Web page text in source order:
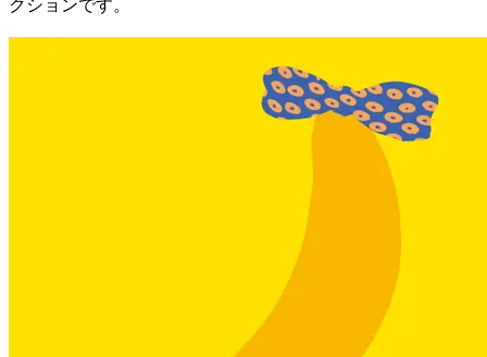
クションです。